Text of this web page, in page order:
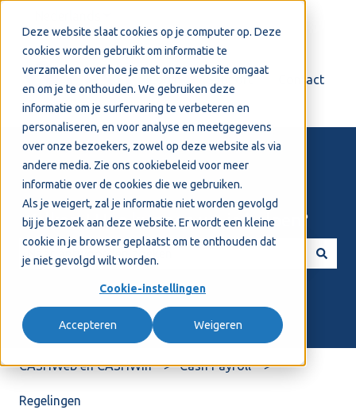
Deze website slaat cookies op je computer op. Deze
cookies worden gebruikt om informatie te
verzamelen over hoe je met onze website omgaat
en om je te onthouden. We gebruiken deze
informatie om je surfervaring te verbeteren en
personaliseren, en voor analyse en meetgegevens
over onze bezoekers, zowel op deze website als via
andere media. Zie ons cookiebeleid voor meer
informatie over de cookies die we gebruiken.
Als je weigert, zal je informatie niet worden gevolgd
bij je bezoek aan deze website. Er wordt een kleine
cookie in je browser geplaatst om te onthouden dat
je niet gevolgd wilt worden.
Cookie-instellingen
Accepteren Weigeren
Support Contact
Welkom! Hoe kunnen we je helpen?
CASHWeb en CASHWin Cash Payroll
Regelingen